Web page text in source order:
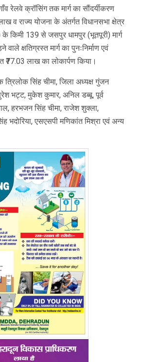
रेलवे क्रॉसिंग तक मार्ग का सौंदर्यीकरण
व राज्य योजना के अंतर्गत विधानसभा क्षेत्र
किमी 139 से जसपुर धामपुर (भूतपूरी) मार्ग
क्षतिग्रस्त मार्ग का पुनःनिर्माण एवं
₹77.03 लाख का लोकार्पण किया।
सिंह चीमा, जिला अध्यक्ष गुंजन
भट्ट, मुकेश कुमार, अनिल डब्बू, पूर्व
हरभजन सिंह चीमा, राजेश शुक्ला,
भदोरिया, एसएसपी मणिकांत मिश्रा एवं अन्य